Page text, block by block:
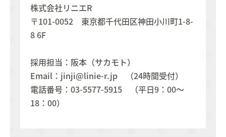
株式会社リニエR
〒101-0052 東京都千代田区神田小川町1-8-
8 6F
採用担当：阪本（サカモト）
Email：jinji@linie-r.jp （24時間受付）
電話番号：03-5577-5915 （平日9：00～
18：00）